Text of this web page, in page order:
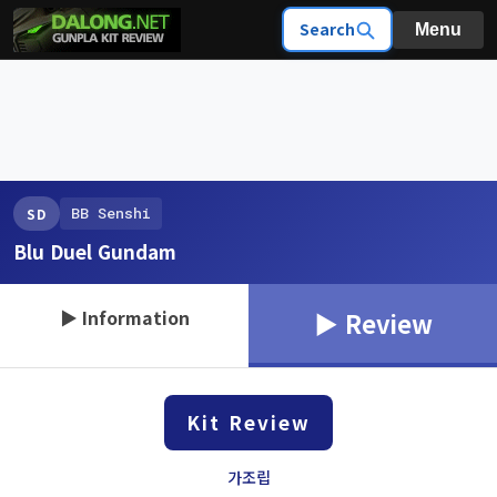
Search Menu
SD BB Senshi
Blu Duel Gundam
▶ Information ▶ Review
Kit Review
가조립